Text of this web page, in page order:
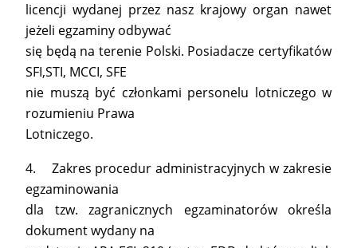
licencji wydanej przez nasz krajowy organ nawet
jeżeli egzaminy odbywać
się będą na terenie Polski. Posiadacze certyfikatów
SFI,STI, MCCI, SFE
nie muszą być członkami personelu lotniczego w
rozumieniu Prawa
Lotniczego.
4. Zakres procedur administracyjnych w zakresie
egzaminowania
dla tzw. zagranicznych egzaminatorów określa
dokument wydany na